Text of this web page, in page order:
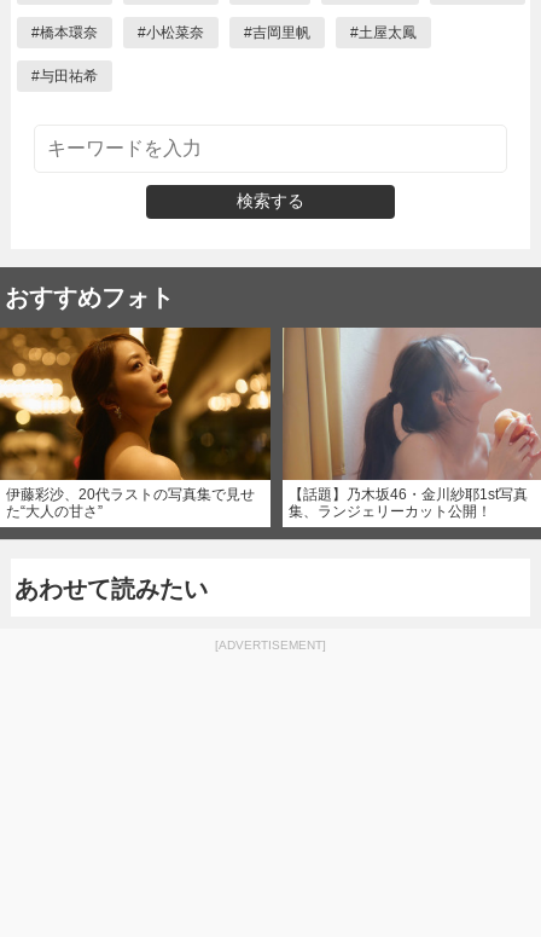
#橋本環奈 #小松菜奈 #吉岡里帆 #土屋太鳳
#与田祐希
検索する
おすすめフォト
伊藤彩沙、20代ラストの写真集で見せ
た“大人の甘さ”
【話題】乃木坂46・金川紗耶1st写真
集、ランジェリーカット公開！
あわせて読みたい
[ADVERTISEMENT]